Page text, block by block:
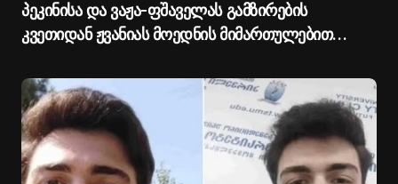
პეკინისა და ვაჟა-ფშაველას გამზირების
კვეთიდან ჟვანიას მოედნის მიმართულებით
მერია